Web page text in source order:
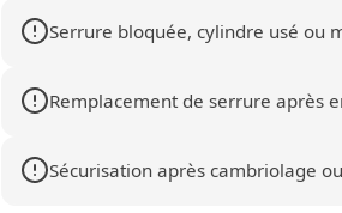
Serrure bloquée, cylindre usé ou
Remplacement de serrure après
Sécurisation après cambriolage